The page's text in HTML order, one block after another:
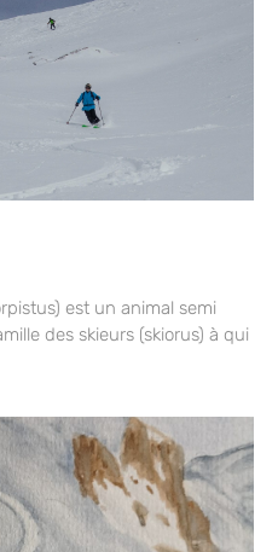
est un animal semi
des skieurs (skiorus) à qui